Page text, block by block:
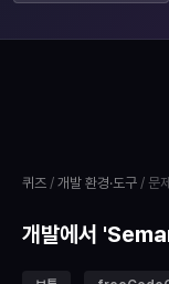
퀴즈 / 개발 환경·도구 / 문제
개발에서